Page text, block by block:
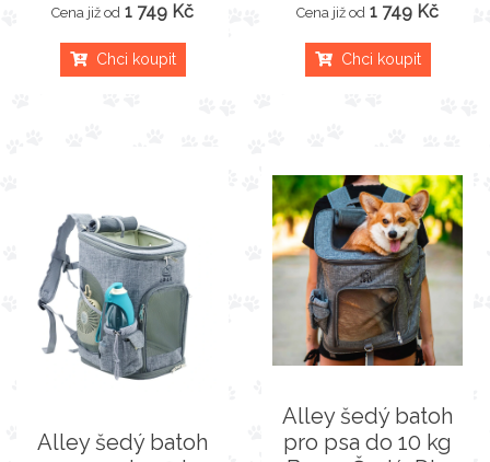
Cena již od 1 749 Kč
Chci koupit
Cena již od 1 749 Kč
Chci koupit
Alley šedý batoh
Alley šedý batoh
pro psa do 10 kg